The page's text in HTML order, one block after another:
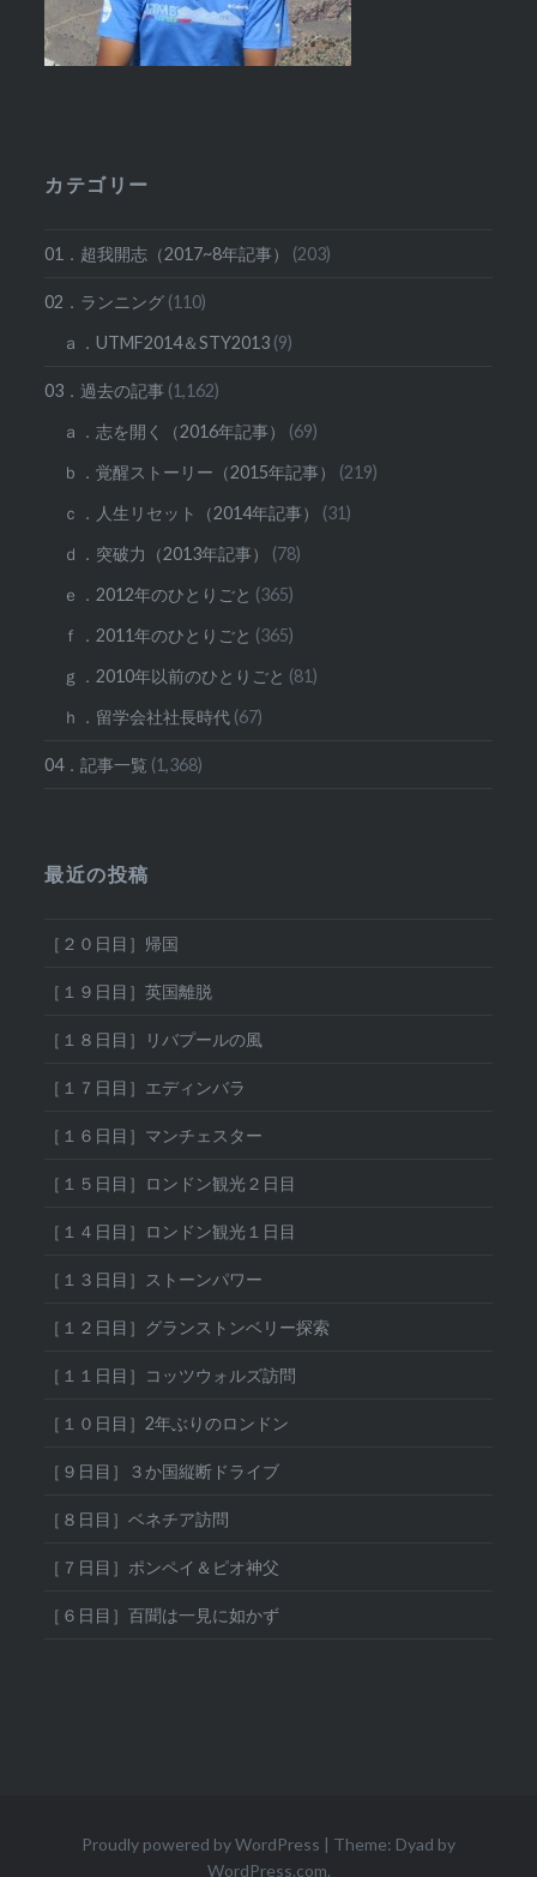
カテゴリー
01．超我開志（2017~8年記事） (203)
02．ランニング (110)
ａ．UTMF2014＆STY2013 (9)
03．過去の記事 (1,162)
ａ．志を開く（2016年記事）
(69)
ｂ．覚醒ストーリー（2015年記事）
(219)
ｃ．人生リセット（2014年記事）
(31)
ｄ．突破力（2013年記事）
(78)
ｅ．2012年のひとりごと (365)
ｆ．2011年のひとりごと (365)
ｇ．2010年以前のひとりごと (81)
ｈ．留学会社社長時代 (67)
04．記事一覧 (1,368)
最近の投稿
［２０日目］帰国
［１９日目］英国離脱
［１８日目］リバプールの風
［１７日目］エディンバラ
［１６日目］マンチェスター
［１５日目］ロンドン観光２日目
［１４日目］ロンドン観光１日目
［１３日目］ストーンパワー
［１２日目］グランストンベリー探索
［１１日目］コッツウォルズ訪問
［１０日目］2年ぶりのロンドン
［９日目］３か国縦断ドライブ
［８日目］ベネチア訪問
［７日目］ポンペイ＆ピオ神父
［６日目］百聞は一見に如かず
Proudly powered by WordPress | Theme: Dyad by
WordPress.com.